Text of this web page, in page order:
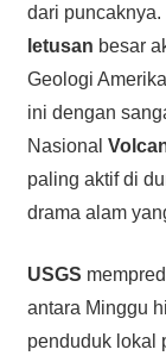
dari
letusan besar
Geologi
ini dengan
Nasional
paling aktif di
drama alam
USGS
antara Minggu
penduduk lokal